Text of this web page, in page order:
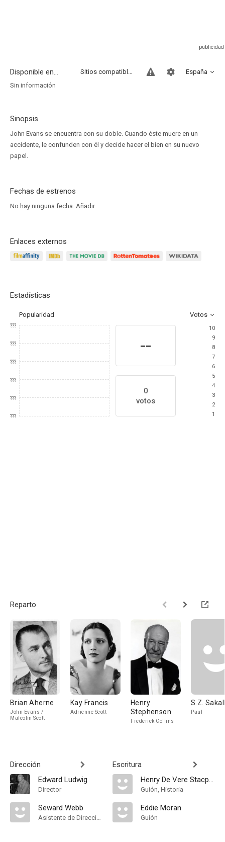
Disponible en... España
Sitios compatibles
Sin información
Sinopsis
John Evans se encuentra con su doble. Cuando éste muere en un
accidente, le confunden con él y decide hacer el bien en su nuevo
papel.
Fechas de estrenos
No hay ninguna fecha. Añadir
Enlaces externos
Estadísticas
Popularidad Votos
???
???
???
???
???
???
--
0
votos
10
9
8
7
6
5
4
3
2
1
Reparto
Brian Aherne
John Evans /
Malcolm Scott
Kay Francis
Adrienne Scott
Henry
Stephenson
Frederick Collins
S.Z.
Paul
Dirección
Edward Ludwig
Director
Seward Webb
Asistente de Dirección
Escritura
Henry De Vere Stacpoole
Guión, Historia
Eddie Moran
Guión